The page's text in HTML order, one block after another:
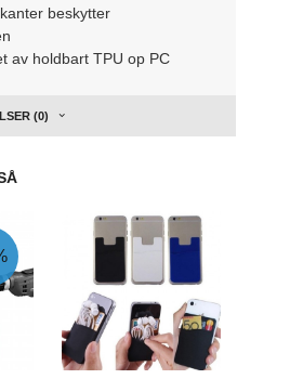
beskytter
av holdbart TPU op PC
(0)